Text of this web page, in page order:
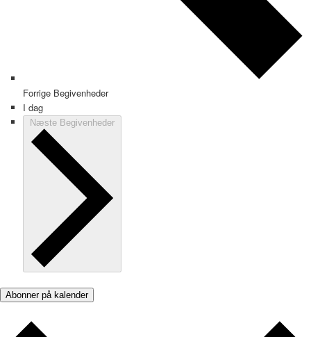
Forrige Begivenheder
I dag
Næste Begivenheder
Abonner på kalender